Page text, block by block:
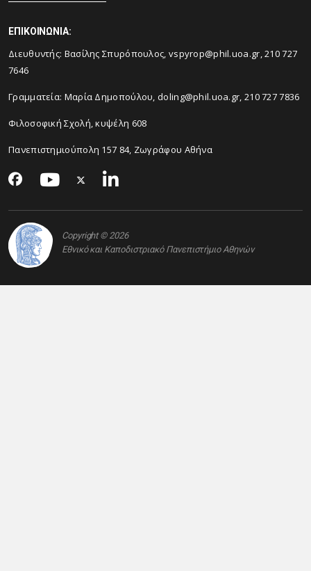
ΕΠΙΚΟΙΝΩΝΙΑ:
Διευθυντής: Βασίλης Σπυρόπουλος, vspyrop@phil.uoa.gr, 210 727
7646
Γραμματεία: Μαρία Δημοπούλου, doling@phil.uoa.gr, 210 727 7836
Φιλοσοφική Σχολή, κυψέλη 608
Πανεπιστημιούπολη 157 84, Ζωγράφου Αθήνα
Copyright © 2026
Εθνικό και Καποδιστριακό Πανεπιστήμιο Αθηνών